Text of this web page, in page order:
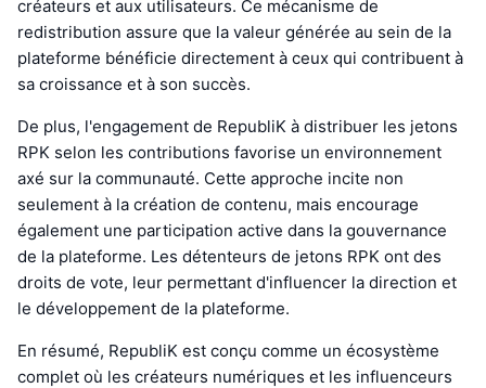
créateurs et aux utilisateurs. Ce mécanisme de
redistribution assure que la valeur générée au sein de la
plateforme bénéficie directement à ceux qui contribuent à
sa croissance et à son succès.
De plus, l'engagement de RepubliK à distribuer les jetons
RPK selon les contributions favorise un environnement
axé sur la communauté. Cette approche incite non
seulement à la création de contenu, mais encourage
également une participation active dans la gouvernance
de la plateforme. Les détenteurs de jetons RPK ont des
droits de vote, leur permettant d'influencer la direction et
le développement de la plateforme.
En résumé, RepubliK est conçu comme un écosystème
complet où les créateurs numériques et les influenceurs